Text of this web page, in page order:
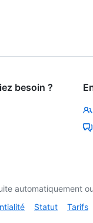
besoin ?
automatiquement
Statut Tarifs